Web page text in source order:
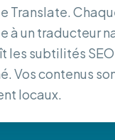
Translate.
à un traducteur
les subtilités
Vos contenus
locaux.